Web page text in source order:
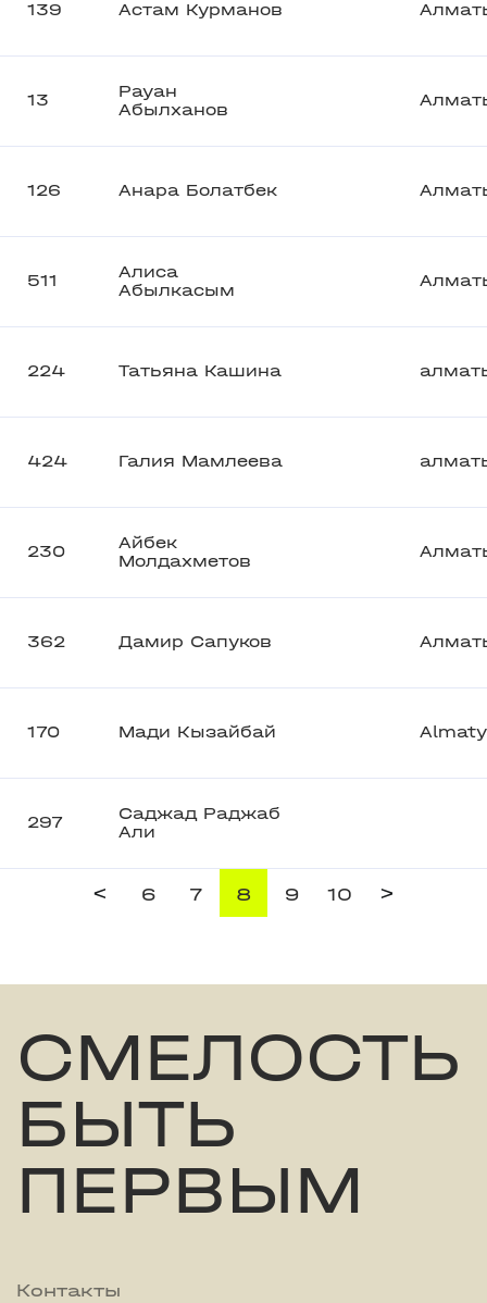
139 Астам Курманов
13
Рауан
Абылханов
126 Анара Болатбек
511
Алиса
Абылкасым
224 Татьяна Кашина
424 Галия Мамлеева
230
Айбек
Молдахметов
362 Дамир Сапуков
170 Мади Кызайбай Almaty
297
Саджад Раджаб
Али
< 6 7 8 9 10 >
СМЕЛОСТЬ
БЫТЬ
ПЕРВЫМ
Контакты